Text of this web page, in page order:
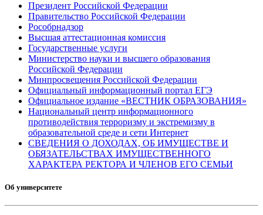
Президент Российской Федерации
Правительство Российской Федерации
Рособрнадзор
Высшая аттестационная комиссия
Государственные услуги
Министерство науки и высшего образования
Российской Федерации
Минпросвещения Российской Федерации
Официальный информационный портал ЕГЭ
Официальное издание «ВЕСТНИК ОБРАЗОВАНИЯ»
Национальный центр информационного
противодействия терроризму и экстремизму в
образовательной среде и сети Интернет
СВЕДЕНИЯ О ДОХОДАХ, ОБ ИМУЩЕСТВЕ И
ОБЯЗАТЕЛЬСТВАХ ИМУЩЕСТВЕННОГО
ХАРАКТЕРА РЕКТОРА И ЧЛЕНОВ ЕГО СЕМЬИ
Об университете